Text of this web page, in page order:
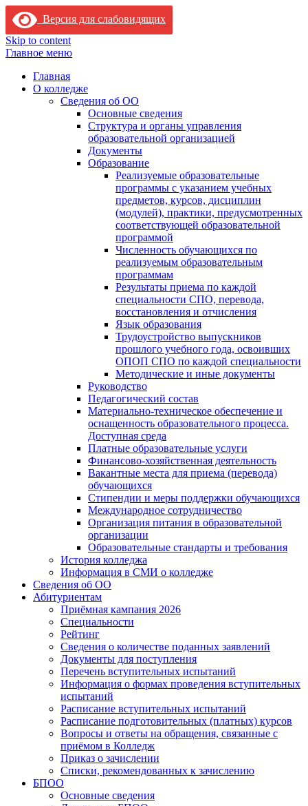
Версия для слабовидящих
Skip to content
Главное меню
Главная
О колледже
Сведения об ОО
Основные сведения
Структура и органы управления
образовательной организацией
Документы
Образование
Реализуемые образовательные
программы с указанием учебных
предметов, курсов, дисциплин
(модулей), практики, предусмотренных
соответствующей образовательной
программой
Численность обучающихся по
реализуемым образовательным
программам
Результаты приема по каждой
специальности СПО, перевода,
восстановления и отчисления
Язык образования
Трудоустройство выпускников
прошлого учебного года, освоивших
ОПОП СПО по каждой специальности
Методические и иные документы
Руководство
Педагогический состав
Материально-техническое обеспечение и
оснащенность образовательного процесса.
Доступная среда
Платные образовательные услуги
Финансово-хозяйственная деятельность
Вакантные места для приема (перевода)
обучающихся
Стипендии и меры поддержки обучающихся
Международное сотрудничество
Организация питания в образовательной
организации
Образовательные стандарты и требования
История колледжа
Информация в СМИ о колледже
Сведения об ОО
Абитуриентам
Приёмная кампания 2026
Специальности
Рейтинг
Сведения о количестве поданных заявлений
Документы для поступления
Перечень вступительных испытаний
Информация о формах проведения вступительных
испытаний
Расписание вступительных испытаний
Расписание подготовительных (платных) курсов
Вопросы и ответы на обращения, связанные с
приёмом в Колледж
Приказ о зачислении
Списки, рекомендованных к зачислению
БПОО
Основные сведения